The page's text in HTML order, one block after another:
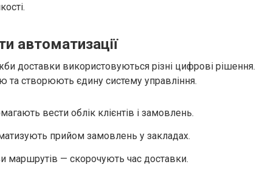
автоматизації
доставки використовуються різні цифрові рішення.
та створюють єдину систему управління.
вести облік клієнтів і замовлень.
прийом замовлень у закладах.
маршрутів — скорочують час доставки.